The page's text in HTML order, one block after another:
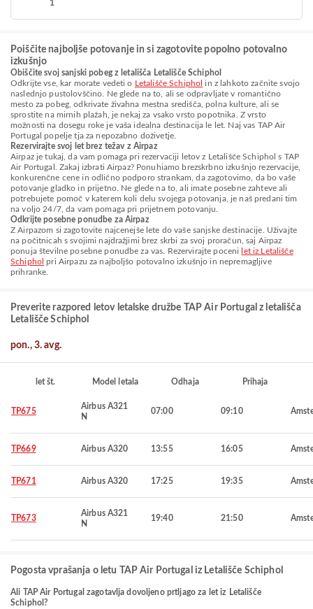
1
Poiščite najboljše potovanje in si zagotovite popolno potovalno
izkušnjo
Obiščite svoj sanjski pobeg z letališča Letališče Schiphol
Odkrijte vse, kar morate vedeti o Letališče Schiphol in z lahkoto začnite svojo
naslednjo pustolovščino. Ne glede na to, ali se odpravljate v romantično
mesto za pobeg, odkrivate živahna mestna središča, polna kulture, ali se
sprostite na mirnih plažah, je nekaj za vsako vrsto popotnika. Z vrsto
možnosti na dosegu roke je vaša idealna destinacija le let. Naj vas TAP Air
Portugal popelje tja za nepozabno doživetje.
Rezervirajte svoj let brez težav z Airpaz
Airpaz je tukaj, da vam pomaga pri rezervaciji letov z Letališče Schiphol s TAP
Air Portugal. Zakaj izbrati Airpaz? Ponuhiamo brezskrbno izkušnjo rezervacije,
konkurenčne cene in odlično podporo strankam, da zagotovimo, da bo vaše
potovanje gladko in prijetno. Ne glede na to, ali imate posebne zahteve ali
potrebujete pomoč v katerem koli delu svojega potovanja, je naš predani tim
na voljo 24/7, da vam pomaga pri prijetnem potovanju.
Odkrijte posebne ponudbe za Airpaz
Z Airpazom si zagotovite najcenejše lete do vaše sanjske destinacije. Uživajte
na počitnicah s svojimi najdražjimi brez skrbi za svoj proračun, saj Airpaz
ponuja številne posebne ponudbe za vas. Rezervirajte poceni
let iz Letališče
Schiphol pri Airpazu za najboljšo potovalno izkušnjo in nepremagljive
prihranke.
Preverite razpored letov letalske družbe TAP Air Portugal z letališča
Letališče Schiphol
pon., 3. avg.
let št. Model letala Odhaja Prihaja
TP675
Airbus A321
N
07:00 09:10
TP669 Airbus A320 13:55 16:05
TP671 Airbus A320 17:25 19:35
TP673
Airbus A321
N
19:40 21:50
Pogosta vprašanja o letu TAP Air Portugal iz Letališče Schiphol
Ali TAP Air Portugal zagotavlja dovoljeno prtljago za let iz Letališče
Schiphol?